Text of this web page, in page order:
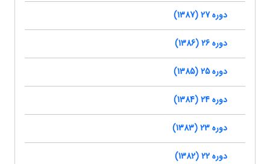
دوره 27 (1387)
دوره 26 (1386)
دوره 25 (1385)
دوره 24 (1384)
دوره 23 (1383)
دوره 22 (1382)